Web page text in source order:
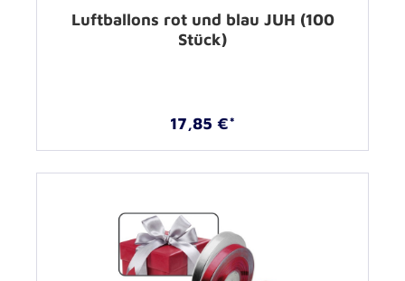
Luftballons rot und blau JUH (100
Stück)
17,85 €*